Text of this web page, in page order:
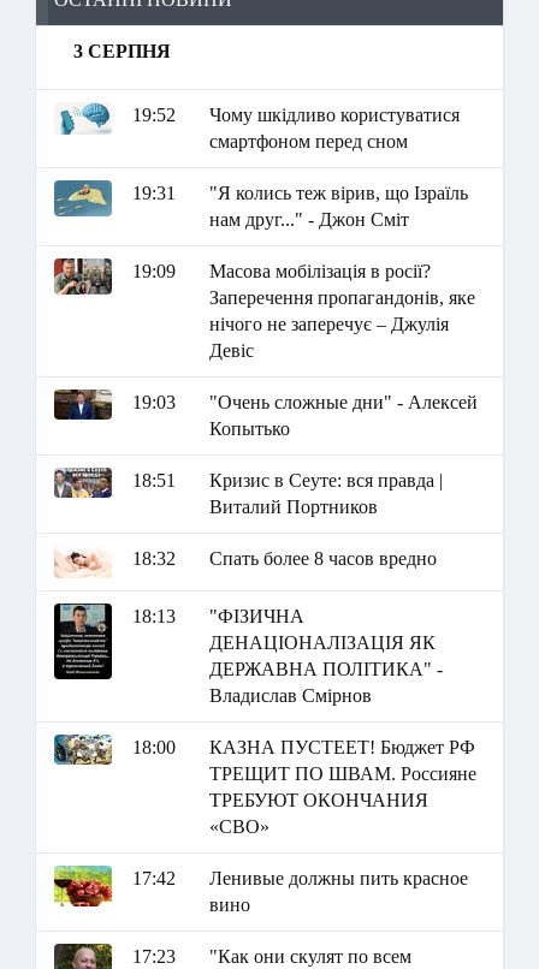
3 СЕРПНЯ
19:52
Чому шкідливо користуватися
смартфоном перед сном
19:31
"Я колись теж вірив, що Ізраїль
нам друг..." - Джон Сміт
19:09
Масова мобілізація в росії?
Заперечення пропагандонів, яке
нічого не заперечує – Джулія
Девіс
19:03
"Очень сложные дни" - Алексей
Копытько
18:51
Кризис в Сеуте: вся правда |
Виталий Портников
18:32 Спать более 8 часов вредно
18:13
"ФІЗИЧНА
ДЕНАЦІОНАЛІЗАЦІЯ ЯК
ДЕРЖАВНА ПОЛІТИКА" -
Владислав Смірнов
18:00
КАЗНА ПУСТЕЕТ! Бюджет РФ
ТРЕЩИТ ПО ШВАМ. Россияне
ТРЕБУЮТ ОКОНЧАНИЯ
«СВО»
17:42
Ленивые должны пить красное
вино
17:23
"Как они скулят по всем